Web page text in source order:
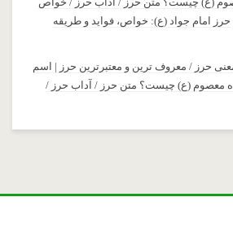
حرز امام جواد (ع): خواص، فواید و طریقه
حرز / معروف ترین و معتبرترین حرز | اسم
معصوم (ع) چیست؟ متن حرز / آداب حرز /